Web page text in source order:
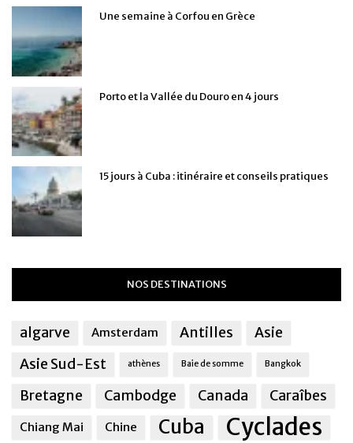
Une semaine à Corfou en Grèce
Porto et la Vallée du Douro en 4 jours
15 jours à Cuba : itinéraire et conseils pratiques
NOS DESTINATIONS
algarve Amsterdam Antilles
Asie
Asie Sud-Est
athènes Baie de somme Bangkok
Bretagne Cambodge Canada Caraîbes
Chiang Mai Chine Cuba Cyclades